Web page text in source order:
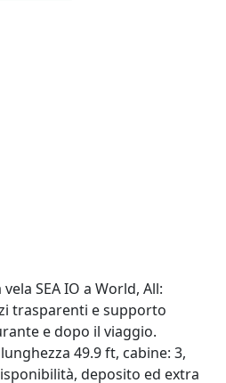
SEA IO a World, All:
trasparenti e supporto
e dopo il viaggio.
49.9 ft, cabine: 3,
deposito ed extra